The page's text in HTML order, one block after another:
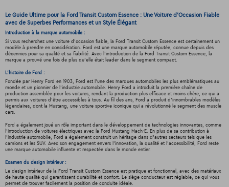
Le Guide Ultime pour la Ford Transit Custom Essence : Une Voiture d'Occasion Fiable
avec de Superbes Performances et un Style Élégant
Introduction à la marque automobile :
Si vous recherchez une voiture d'occasion fiable, la Ford Transit Custom Essence est certainement un
modèle à prendre en considération. Ford est une marque automobile réputée, connue depuis des
décennies pour sa qualité et sa fiabilité. Avec l'introduction de la Ford Transit Custom Essence, la
marque a prouvé une fois de plus qu'elle était leader dans le segment compact.
L'histoire de Ford :
Fondée par Henry Ford en 1903, Ford est l'une des marques automobiles les plus emblématiques au
monde et un pionnier de l'industrie automobile. Henry Ford a introduit la première chaîne de
production assemblée pour les voitures, rendant la production plus efficace et moins chère, ce qui a
permis aux voitures d'être accessibles à tous. Au fil des ans, Ford a produit d'innombrables modèles
légendaires, dont la Mustang, une voiture sportive iconique qui a révolutionné le segment des muscle
cars.
Ford a également joué un rôle important dans le développement de technologies innovantes, comme
l'introduction de voitures électriques avec la Ford Mustang Mach-E. En plus de sa contribution à
l'industrie automobile, Ford a également construit un héritage dans d'autres secteurs tels que les
camions et les SUV. Avec son engagement envers l'innovation, la qualité et l'accessibilité, Ford reste
une marque automobile influente et respectée dans le monde entier.
Examen du design intérieur :
Le design intérieur de la Ford Transit Custom Essence est pratique et fonctionnel, avec des matériaux
de haute qualité qui garantissent durabilité et confort. Le siège conducteur est réglable, ce qui vous
permet de trouver facilement la position de conduite idéale.